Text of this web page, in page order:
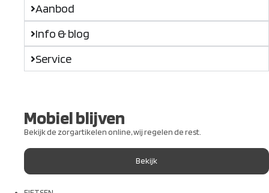
Aanbod
Info & blog
Service
Mobiel blijven
Bekijk de zorgartikelen online, wij regelen de rest.
Bekijk